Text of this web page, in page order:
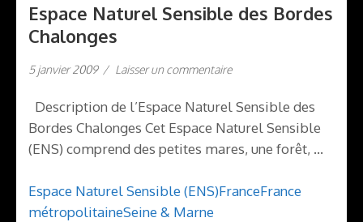
Espace Naturel Sensible des Bordes
Chalonges
5 janvier 2009 / Laisser un commentaire
Description de l’Espace Naturel Sensible des
Bordes Chalonges Cet Espace Naturel Sensible
(ENS) comprend des petites mares, une forêt, …
Espace Naturel Sensible (ENS)FranceFrance
métropolitaineSeine & Marne